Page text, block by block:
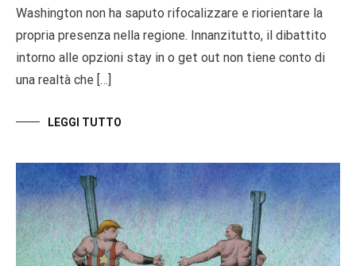
Washington non ha saputo rifocalizzare e riorientare la
propria presenza nella regione. Innanzitutto, il dibattito
intorno alle opzioni stay in o get out non tiene conto di
una realtà che […]
LEGGI TUTTO